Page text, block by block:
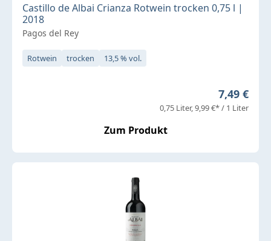
Castillo de Albai Crianza Rotwein trocken 0,75 l |
2018
Pagos del Rey
Rotwein trocken 13,5 % vol.
Regulärer
7,49 €
0,75 Liter 9,99 €* / 1 Liter
Zum Produkt